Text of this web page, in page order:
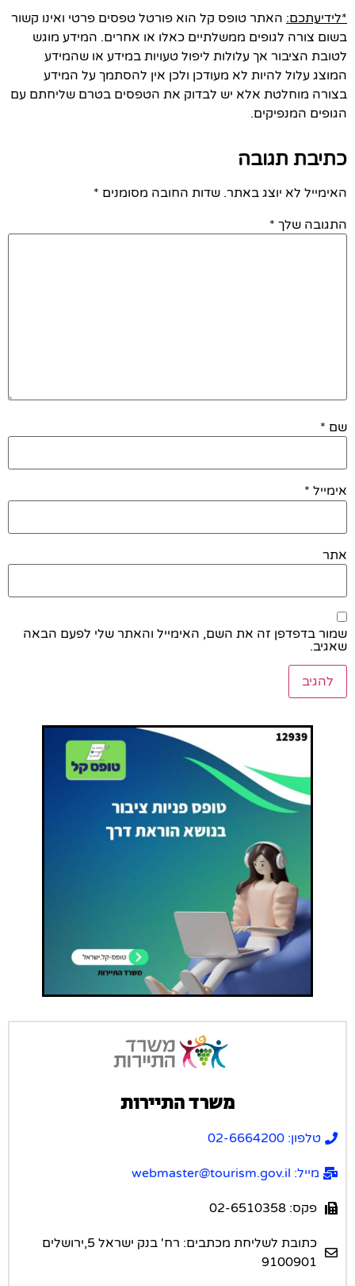
*לידיעתכם: האתר טופס קל הוא פורטל טפסים פרטי ואינו קשור
בשום צורה לגופים ממשלתיים כאלו או אחרים. המידע מוגש
לטובת הציבור אך עלולות ליפול טעויות במידע או שהמידע
המוצג עלול להיות לא מעודכן ולכן אין להסתמך על המידע
בצורה מוחלטת אלא יש לבדוק את הטפסים בטרם שליחתם עם
הגופים המנפיקים.
כתיבת תגובה
האימייל לא יוצג באתר. שדות החובה מסומנים *
התגובה שלך *
שם *
אימייל *
אתר
שמור בדפדפן זה את השם, האימייל והאתר שלי לפעם הבאה
שאגיב.
משרד התיירות
טלפון: 02-6664200
מייל: webmaster@tourism.gov.il
פקס: 02-6510358
כתובת לשליחת מכתבים: רח' בנק ישראל 5,ירושלים
9100901